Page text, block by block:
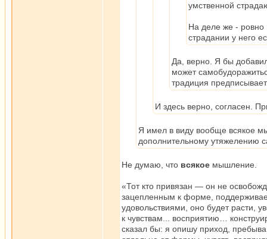
умственной
На деле же - ровно
страдании у него
Да, верно. Я бы
может
традиция
И здесь верно, согласен.
Я имел в виду вообще всякое
дополнительному утяжелению
Не думаю, что всякое мышление.
«Тот кто привязан — он не
зацепленным к форме,
удовольствиями, оно будет расти,
к чувствам... восприятию…
сказал бы: я опишу приход,